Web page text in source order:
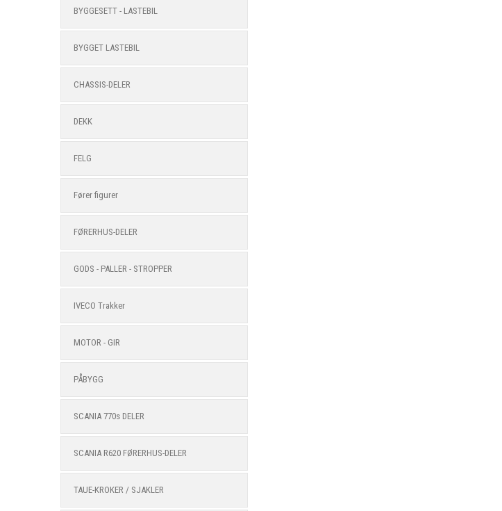
BYGGESETT - LASTEBIL
BYGGET LASTEBIL
CHASSIS-DELER
DEKK
FELG
Fører figurer
FØRERHUS-DELER
GODS - PALLER - STROPPER
IVECO Trakker
MOTOR - GIR
PÅBYGG
SCANIA 770s DELER
SCANIA R620 FØRERHUS-DELER
TAUE-KROKER / SJAKLER